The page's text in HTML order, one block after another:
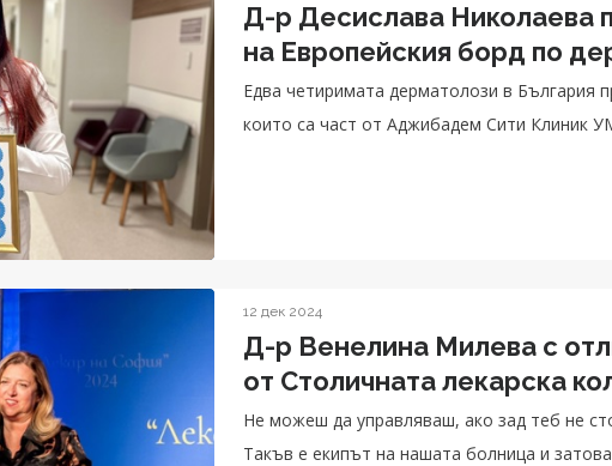
Д-р Десислава Николаева
на Европейския борд по
Едва четиримата дерматолози в България
които са част от Аджибадем Сити Клиник
12 дек 2024
Д-р Венелина Милева с
от Столичната лекарска
Не можеш да управляваш, ако зад теб не
Такъв е екипът на нашата болница и